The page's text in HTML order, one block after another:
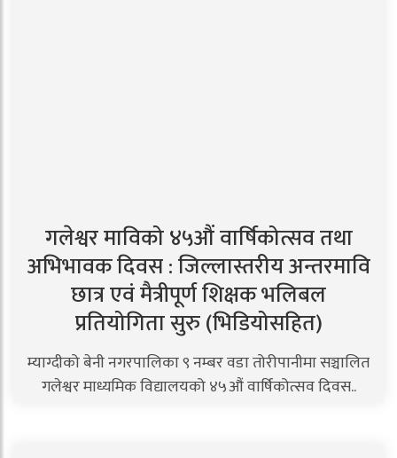
गलेश्वर माविको ४५औं वार्षिकोत्सव तथा
अभिभावक दिवस : जिल्लास्तरीय अन्तरमावि
छात्र एवं मैत्रीपूर्ण शिक्षक भलिबल
प्रतियोगिता सुरु (भिडियोसहित)
म्याग्दीको बेनी नगरपालिका ९ नम्बर वडा तोरीपानीमा सञ्चालित
गलेश्वर माध्यमिक विद्यालयको ४५औं वार्षिकोत्सव दिवस..